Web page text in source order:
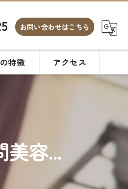
お問い合わせはこちら
特徴 アクセス
美容...